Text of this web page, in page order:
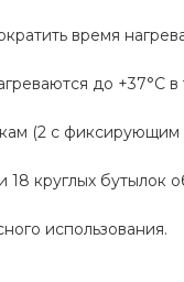
время
до +37°C
(2 с фиксирующим
круглых бутылок
использования.